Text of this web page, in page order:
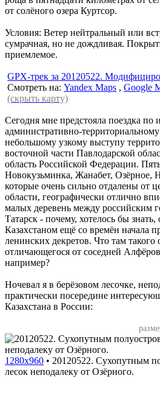
от солёного озера Куртсор.
Условия: Ветер нейтральный или
сумрачная, но не дождливая.
приемлемое.
GPX-трек за 20120522.
Смотреть на:Yandex Maps ,Google
(скрыть карту)
Сегодня мне предстояла поездка по
административно-
небольшому узкому выступу
восточной части Павлодарской
область Российской Федерации.
Новокузьминка, Жанабет, Озёрное,
которые очень сильно отдалены от
области, географически отлично
малых деревень между российским
Татарск - почему, хотелось бы
Казахстаном ещё со времён начала
ленинских декретов. Что там такого
отличающегося от соседней
например?
Ночевал я в берёзовом лесочке,
практически посередине
Казахстана в России:
1280x960 • 20120522. Сухопутным
лесок неподалеку от Озёрного.